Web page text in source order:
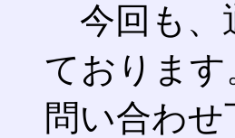
今回も、
ておりま
問い合わせ